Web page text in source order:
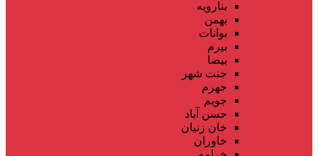
بنارویه
بهمن
بوانات
بیرم
بیضا
جنت شهر
جهرم
جویم
حسن آباد
خان زنیان
خاوران